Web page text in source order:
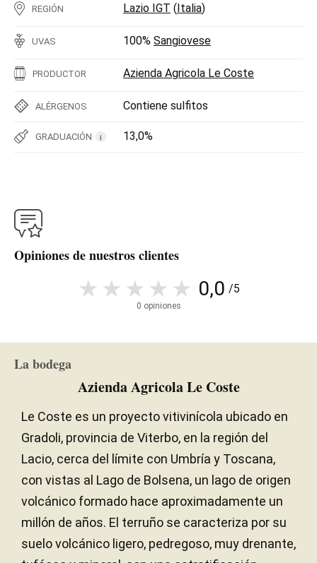
REGIÓN Lazio IGT (Italia)
UVAS 100% Sangiovese
PRODUCTOR Azienda Agricola Le Coste
ALÉRGENOS Contiene sulfitos
GRADUACIÓN i 13,0%
Opiniones de nuestros clientes
0,0 /5
0 opiniones
La bodega
Azienda Agricola Le Coste
Le Coste es un proyecto vitivinícola ubicado en
Gradoli, provincia de Viterbo, en la región del
Lacio, cerca del límite con Umbría y Toscana,
con vistas al Lago de Bolsena, un lago de origen
volcánico formado hace aproximadamente un
millón de años. El terruño se caracteriza por su
suelo volcánico ligero, pedregoso, muy drenante,